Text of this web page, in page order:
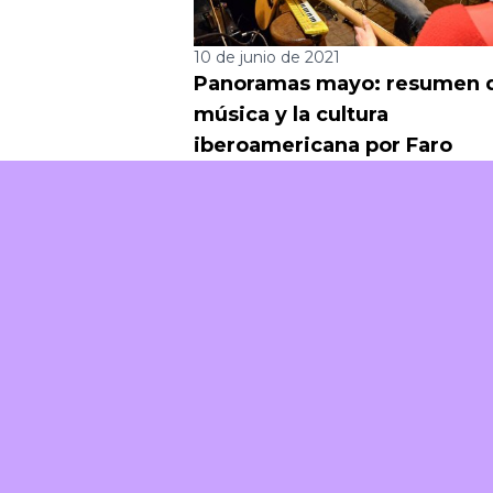
10 de junio de 2021
Panoramas mayo: resumen
música y la cultura
iberoamericana por Faro